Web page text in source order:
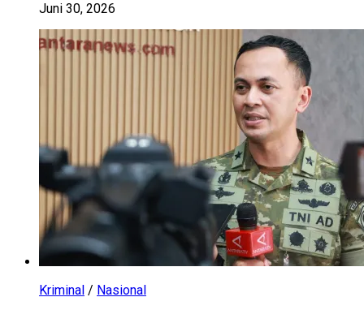
Juni 30, 2026
Kriminal / Nasional